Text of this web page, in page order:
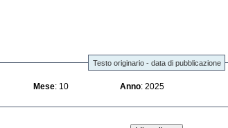
Testo originario - data di pubblicazione
Mese : 10 Anno : 2025